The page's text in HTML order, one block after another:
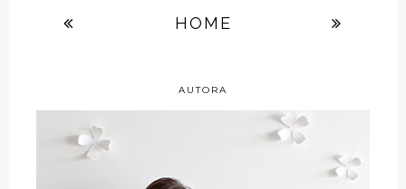
HOME
AUTORA